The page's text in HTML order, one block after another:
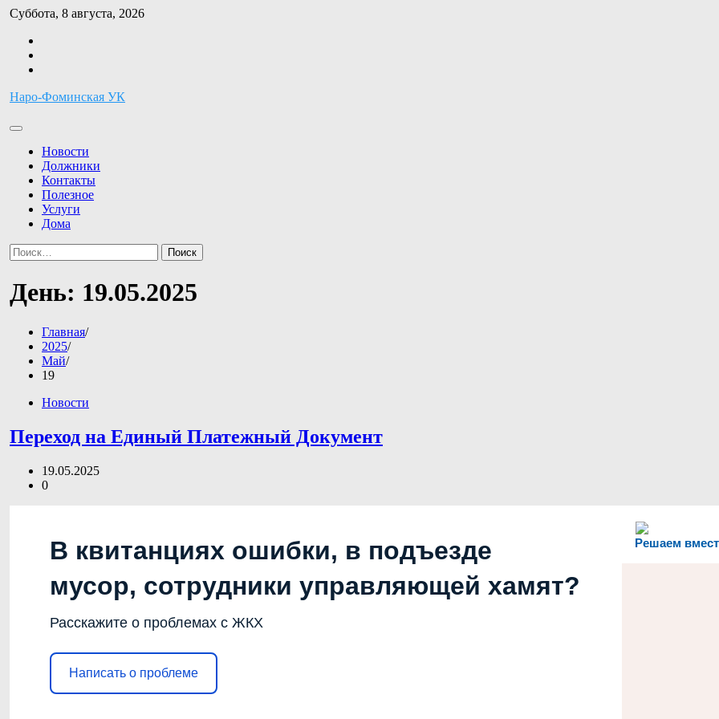
Перейти
содержимому
Суббота, 8 августа, 2026
Наро-Фоминская УК
Новости
Должники
Контакты
Полезное
Услуги
Дома
Найти:
День: 19.05.2025
Главная
2025
Май
19
Новости
Переход на Единый Платежный Документ
19.05.2025
0
Решаем
В квитанциях ошибки, в подъезде
мусор, сотрудники управляющей хамят?
Расскажите о проблемах с ЖКХ
Написать о проблеме